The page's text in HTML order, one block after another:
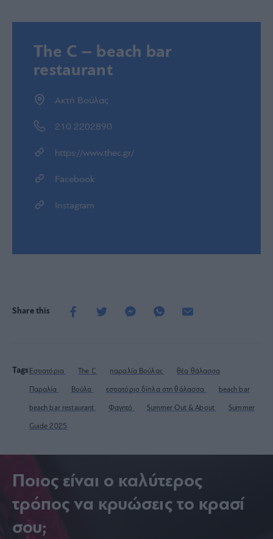
The C – beach bar
restaurant
Ακτή Βούλας
210 2202890
https://www.thec.gr/
Facebook
Instagram
Share this
Tags Εστιατόρια The C παραλία Βούλας θέα θάλασσα
Παραλία Βούλα εστιατόριο δίπλα στη θάλασσα beach bar
beach bar restaurant Φαγητό Summer Out & About Summer
Guide 2025
Ποιος είναι ο καλύτερος
τρόπος να κρυώσεις το κρασί
σου;